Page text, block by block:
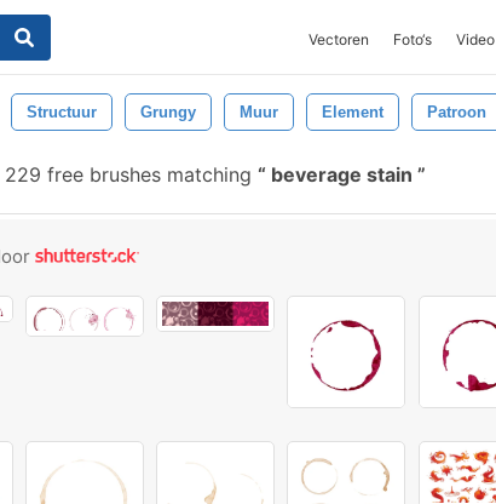
Vectoren Foto‘s Video
Structuur Grungy Muur Element Patroon
229 free brushes matching beverage stain